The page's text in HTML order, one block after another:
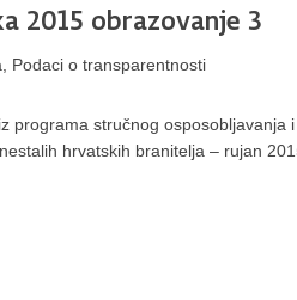
2015 obrazovanje 3
Podaci o transparentnosti
programa stručnog
hrvatskih branitelja – rujan